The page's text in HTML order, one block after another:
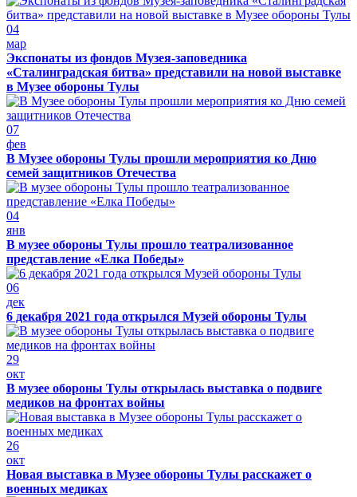
04
мар
Экспонаты из фондов Музея-заповедника
«Сталинградская битва» представили на новой выставке
в Музее обороны Тулы
07
фев
В Музее обороны Тулы прошли мероприятия ко Дню
семей защитников Отечества
04
янв
В музее обороны Тулы прошло театрализованное
представление «Елка Победы»
06
дек
6 декабря 2021 года открылся Музей обороны Тулы
29
окт
В музее обороны Тулы открылась выставка о подвиге
медиков на фронтах войны
26
окт
Новая выставка в Музее обороны Тулы расскажет о
военных медиках